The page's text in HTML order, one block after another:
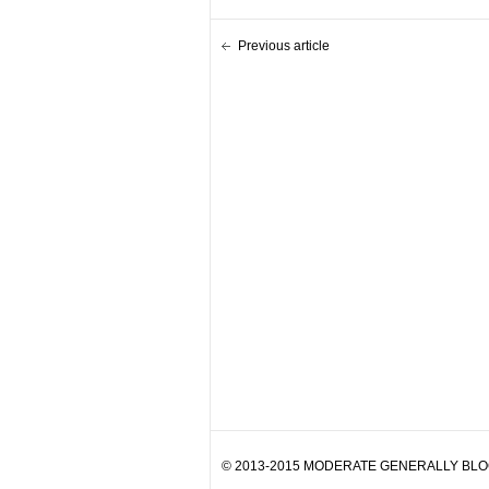
Previous article
© 2013-2015 MODERATE GENERALLY